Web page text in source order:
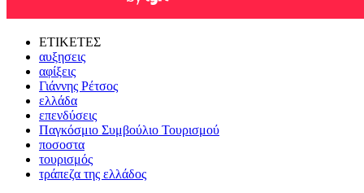
ΕΤΙΚΕΤΕΣ
αυξησεις
αφίξεις
Γιάννης Ρέτσος
ελλάδα
επενδύσεις
Παγκόσμιο Συμβούλιο Τουρισμού
ποσοστα
τουρισμός
τράπεζα της ελλάδος